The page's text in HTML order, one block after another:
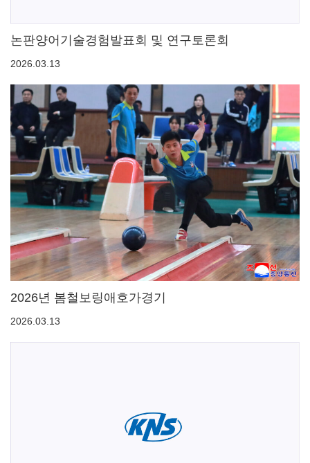
논판양어기술경험발표회 및 연구토론회
2026.03.13
2026년 봄철보링애호가경기
2026.03.13